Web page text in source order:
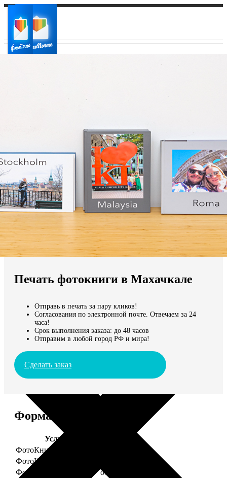
Мы доставляем по всему миру
Продолжить без города
Печать фотокниги в Махачкале
Отправь в печать за пару кликов!
Согласования по электронной почте. Отвечаем за 24
часа!
Срок выполнения заказа: до 48 часов
Отправим в любой город РФ и мира!
Сделать заказ
Форматы и цены
Услуга
ФотоКниги "Премиум"
ФотоКниги "Слим"
ФотоКниги "Лайт"
от 2990